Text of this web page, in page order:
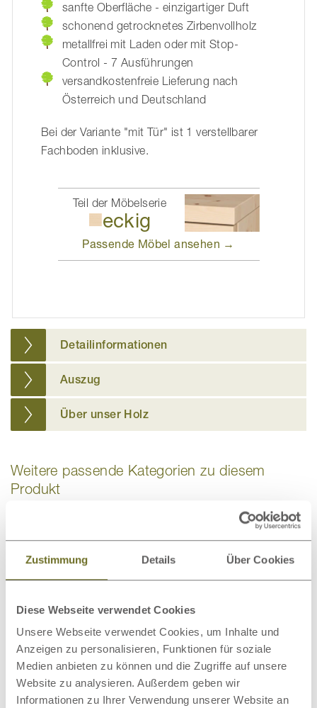
Zustimmung Details Über Cookies
Diese Webseite verwendet Cookies
Unsere Webseite verwendet Cookies, um Inhalte und
Anzeigen zu personalisieren, Funktionen für soziale
Medien anbieten zu können und die Zugriffe auf unsere
Website zu analysieren. Außerdem geben wir
Informationen zu Ihrer Verwendung unserer Website an
sanfte Oberfläche - einzigartiger Duft
schonend getrocknetes Zirbenvollholz
metallfrei mit Laden oder mit Stop-
Control - 7 Ausführungen
versandkostenfreie Lieferung nach
Österreich und Deutschland
Bei der Variante "mit Tür" ist 1 verstellbarer
Fachboden inklusive.
Teil der Möbelserie
eckig
Passende Möbelansehen →
Detailinformationen
Auszug
Über unser Holz
Weitere passende Kategorien zu diesem
Produkt
Bio-Bettwäsche Bettdecken
Matratzenschoner Wollteppiche